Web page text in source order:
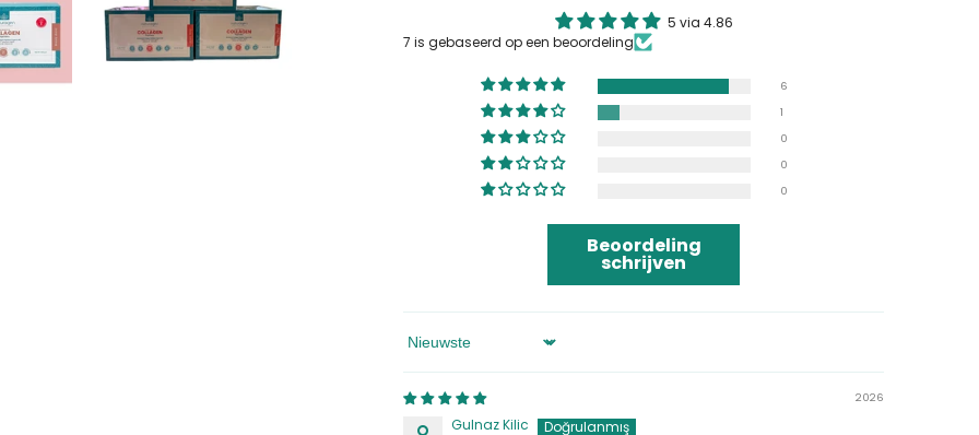
5 via 4.86
7 is gebaseerd op een beoordeling
6
1
0
0
0
Beoordeling
schrijven
Sorteren Op
2026
Gulnaz Kilic